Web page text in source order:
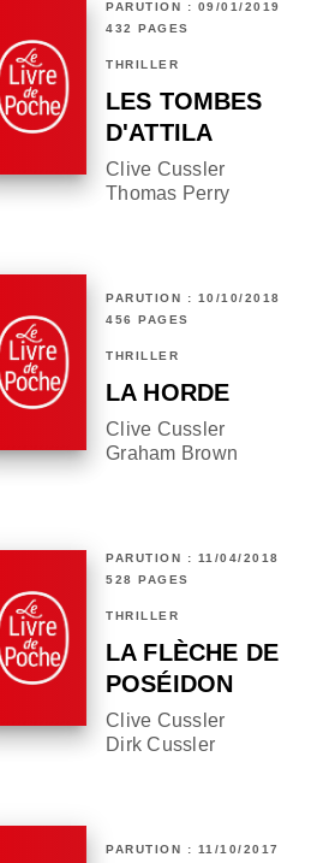
PARUTION : 09/01/2019
432 PAGES
THRILLER
LES TOMBES
D'ATTILA
Clive Cussler
Thomas Perry
PARUTION : 10/10/2018
456 PAGES
THRILLER
LA HORDE
Clive Cussler
Graham Brown
PARUTION : 11/04/2018
528 PAGES
THRILLER
LA FLÈCHE DE
POSÉIDON
Clive Cussler
Dirk Cussler
PARUTION : 11/10/2017